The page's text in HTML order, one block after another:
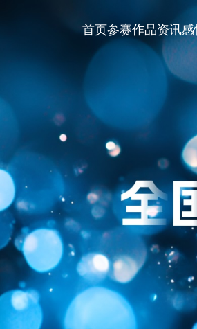
首页参赛作品资讯感